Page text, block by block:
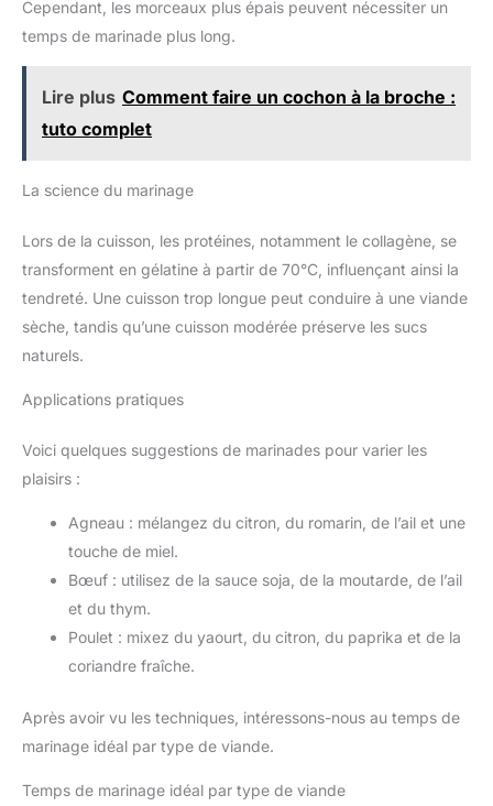
Cependant, les morceaux plus épais peuvent nécessiter un
temps de marinade plus long.
Lire plus Comment faire un cochon à la broche :
tuto complet
La science du marinage
Lors de la cuisson, les protéines, notamment le collagène, se
transforment en gélatine à partir de 70°C, influençant ainsi la
tendreté. Une cuisson trop longue peut conduire à une viande
sèche, tandis qu’une cuisson modérée préserve les sucs
naturels.
Applications pratiques
Voici quelques suggestions de marinades pour varier les
plaisirs :
Agneau : mélangez du citron, du romarin, de l’ail et une
touche de miel.
Bœuf : utilisez de la sauce soja, de la moutarde, de l’ail
et du thym.
Poulet : mixez du yaourt, du citron, du paprika et de la
coriandre fraîche.
Après avoir vu les techniques, intéressons-nous au temps de
marinage idéal par type de viande.
Temps de marinage idéal par type de viande